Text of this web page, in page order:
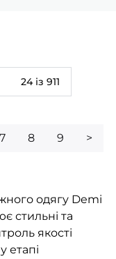
24 із 911
7 8 9 >
одягу Demi
стильні та
якості
етапі